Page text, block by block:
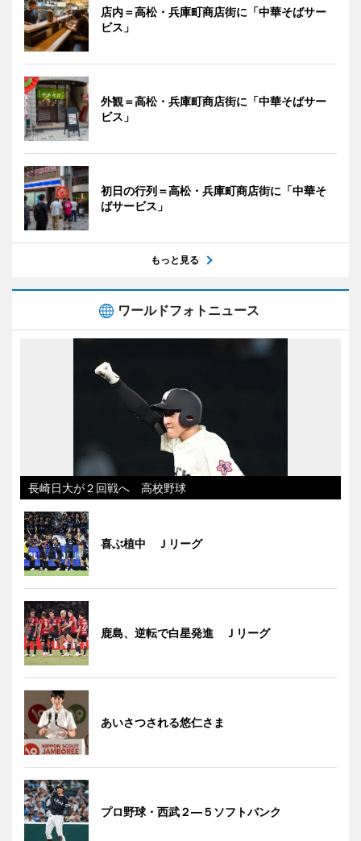
店内＝高松・兵庫町商店街に「中華そばサー
ビス」
外観＝高松・兵庫町商店街に「中華そばサー
ビス」
初日の行列＝高松・兵庫町商店街に「中華そ
ばサービス」
もっと見る
ワールドフォトニュース
長崎日大が２回戦へ 高校野球
喜ぶ植中 Ｊリーグ
鹿島、逆転で白星発進 Ｊリーグ
あいさつされる悠仁さま
プロ野球・西武２―５ソフトバンク